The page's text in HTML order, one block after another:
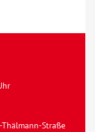
Straße